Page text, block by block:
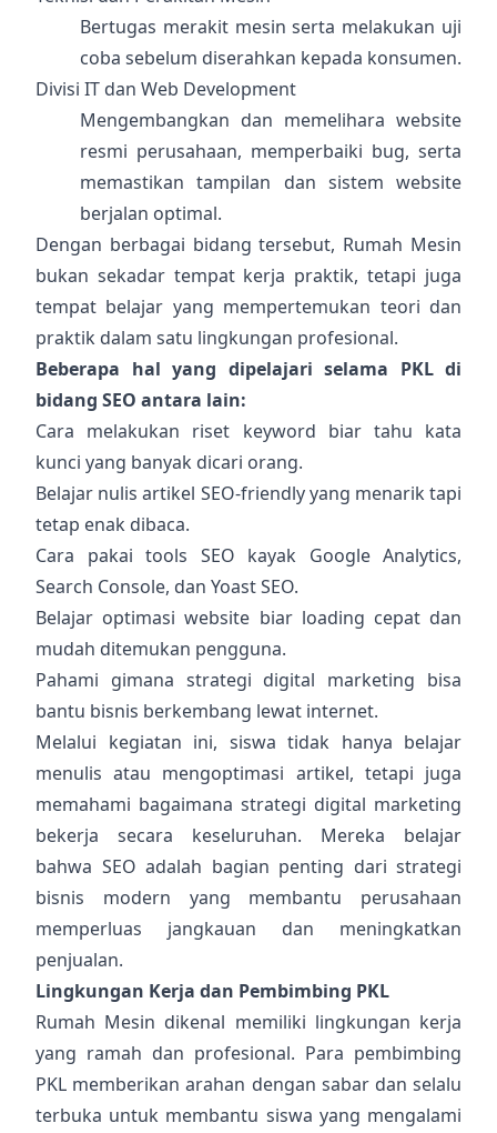
Bertugas merakit mesin serta melakukan uji
coba sebelum diserahkan kepada konsumen.
Divisi IT dan Web Development
Mengembangkan dan memelihara website
resmi perusahaan, memperbaiki bug, serta
memastikan tampilan dan sistem website
berjalan optimal.
Dengan berbagai bidang tersebut, Rumah Mesin
bukan sekadar tempat kerja praktik, tetapi juga
tempat belajar yang mempertemukan teori dan
praktik dalam satu lingkungan profesional.
Beberapa hal yang dipelajari selama PKL di
bidang SEO antara lain:
Cara melakukan riset keyword biar tahu kata
kunci yang banyak dicari orang.
Belajar nulis artikel SEO-friendly yang menarik tapi
tetap enak dibaca.
Cara pakai tools SEO kayak Google Analytics,
Search Console, dan Yoast SEO.
Belajar optimasi website biar loading cepat dan
mudah ditemukan pengguna.
Pahami gimana strategi digital marketing bisa
bantu bisnis berkembang lewat internet.
Melalui kegiatan ini, siswa tidak hanya belajar
menulis atau mengoptimasi artikel, tetapi juga
memahami bagaimana strategi digital marketing
bekerja secara keseluruhan. Mereka belajar
bahwa SEO adalah bagian penting dari strategi
bisnis modern yang membantu perusahaan
memperluas jangkauan dan meningkatkan
penjualan.
Lingkungan Kerja dan Pembimbing PKL
Rumah Mesin dikenal memiliki lingkungan kerja
yang ramah dan profesional. Para pembimbing
PKL memberikan arahan dengan sabar dan selalu
terbuka untuk membantu siswa yang mengalami